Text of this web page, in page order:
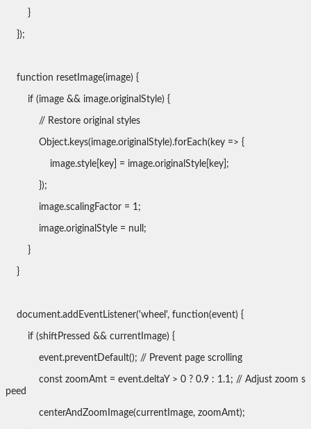
}
});
function resetImage(image) {
if (image && image.originalStyle) {
// Restore original styles
Object.keys(image.originalStyle).forEach(key => {
image.style[key] = image.originalStyle[key];
});
image.scalingFactor = 1;
image.originalStyle = null;
}
}
document.addEventListener('wheel', function(event) {
if (shiftPressed && currentImage) {
event.preventDefault(); // Prevent page scrolling
const zoomAmt = event.deltaY > 0 ? 0.9 : 1.1; // Adjust zoom s
peed
centerAndZoomImage(currentImage, zoomAmt);